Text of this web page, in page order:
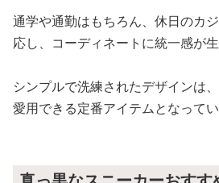
通学や通勤はもちろん、休日のカ
応し、コーディネートに統一感が生
シンプルで洗練されたデザインは
愛用できる定番アイテムとなってい